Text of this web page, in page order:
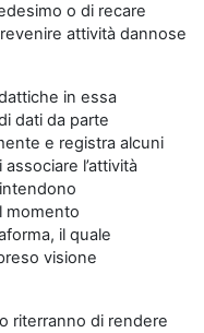
o di recare
attività dannose
in essa
dati da parte
e registra alcuni
l’attività
momento
il quale
visione
riterranno di rendere